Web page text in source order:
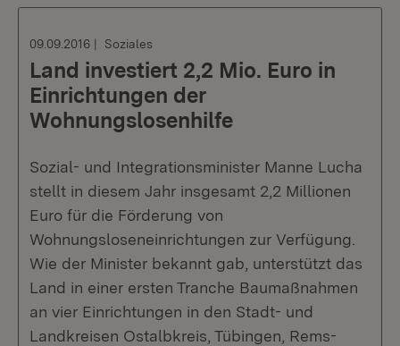
09.09.2016 Soziales
Land investiert 2,2 Mio. Euro in
Einrichtungen der
Wohnungslosenhilfe
Sozial- und Integrationsminister Manne Lucha
stellt in diesem Jahr insgesamt 2,2 Millionen
Euro für die Förderung von
Wohnungsloseneinrichtungen zur Verfügung.
Wie der Minister bekannt gab, unterstützt das
Land in einer ersten Tranche Baumaßnahmen
an vier Einrichtungen in den Stadt- und
Landkreisen Ostalbkreis, Tübingen, Rems-